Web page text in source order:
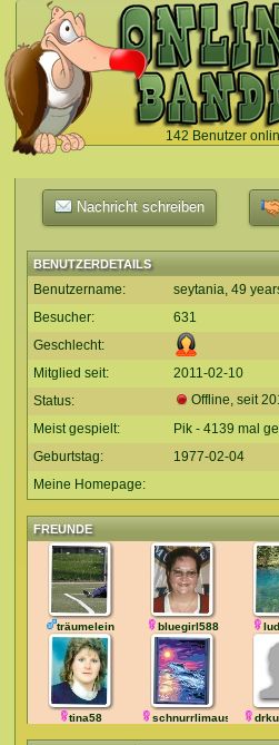
142 Benutzer
`
Nachricht schreiben
BENUTZERDETAILS
Benutzername:
seytania, 49
Besucher:
631
Geschlecht:
Mitglied seit:
2011-02-10
Status:
Offline, seit
Meist gespielt:
Pik - 4139 mal
Geburtstag:
1977-02-04
Meine Homepage:
FREUNDE
träumelein bluegirl588
tina58 schnurrlimaus